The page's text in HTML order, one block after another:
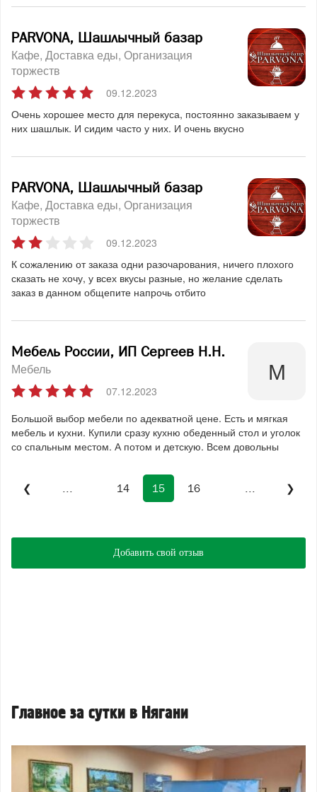
PARVONA, Шашлычный базар
Кафе Доставка еды Организация
торжеств
09.12.2023
Очень хорошее место для перекуса, постоянно заказываем у
них шашлык. И сидим часто у них. И очень вкусно
PARVONA, Шашлычный базар
Кафе Доставка еды Организация
торжеств
09.12.2023
К сожалению от заказа одни разочарования, ничего плохого
сказать не хочу, у всех вкусы разные, но желание сделать
заказ в данном общепите напрочь отбито
Мебель России, ИП Сергеев Н.Н.
Мебель
07.12.2023
Большой выбор мебели по адекватной цене. Есть и мягкая
мебель и кухни. Купили сразу кухню обеденный стол и уголок
со спальным местом. А потом и детскую. Всем довольны
❮ 14 15 16 ❯
Добавить свой отзыв
Главное за сутки в Нягани